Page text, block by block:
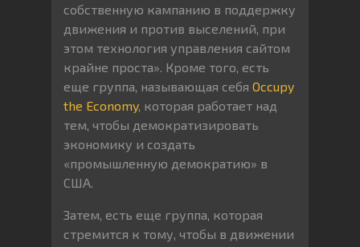
собственную кампанию в поддержку
движения и против выселений, при
этом технология управления сайтом
крайне проста». Кроме того, есть
еще группа, называющая себя Occupy
the Economy, которая работает над
тем, чтобы демократизировать
экономику и создать
«промышленную демократию» в
США.
Затем, есть еще группа, которая
стремится к тому, чтобы в движении